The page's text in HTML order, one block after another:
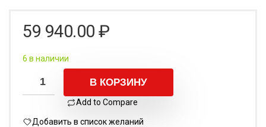
59 940.00 ₽
6 в наличии
В КОРЗИНУ
Add to Compare
Добавить в список желаний